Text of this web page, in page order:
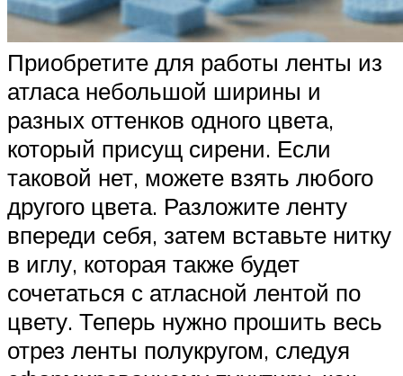
Приобретите для работы ленты из
атласа небольшой ширины и
разных оттенков одного цвета,
который присущ сирени. Если
таковой нет, можете взять любого
другого цвета. Разложите ленту
впереди себя, затем вставьте нитку
в иглу, которая также будет
сочетаться с атласной лентой по
цвету. Теперь нужно прошить весь
отрез ленты полукругом, следуя